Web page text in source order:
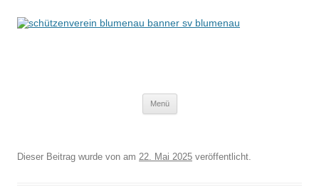
Schützenverein Blumenau von 1952
Menü
Dieser Beitrag wurde von am 22. Mai 2025 veröffentlicht.